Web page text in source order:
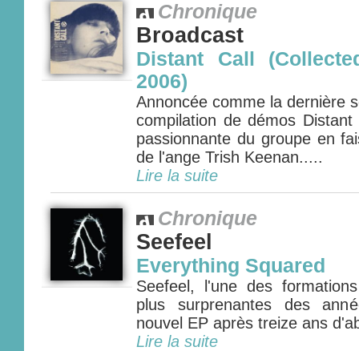
Chronique
Broadcast
Distant Call
2006)
Annoncée comme la dernière
compilation de démos
passionnante du groupe en
de l'ange Trish Keenan.....
Lire la suite
Chronique
Seefeel
Everything Squared
Seefeel, l'une des
plus surprenantes des
nouvel EP après treize ans
Lire la suite